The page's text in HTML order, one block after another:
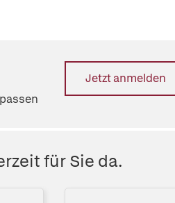
Jetzt anmelden
für Sie da.